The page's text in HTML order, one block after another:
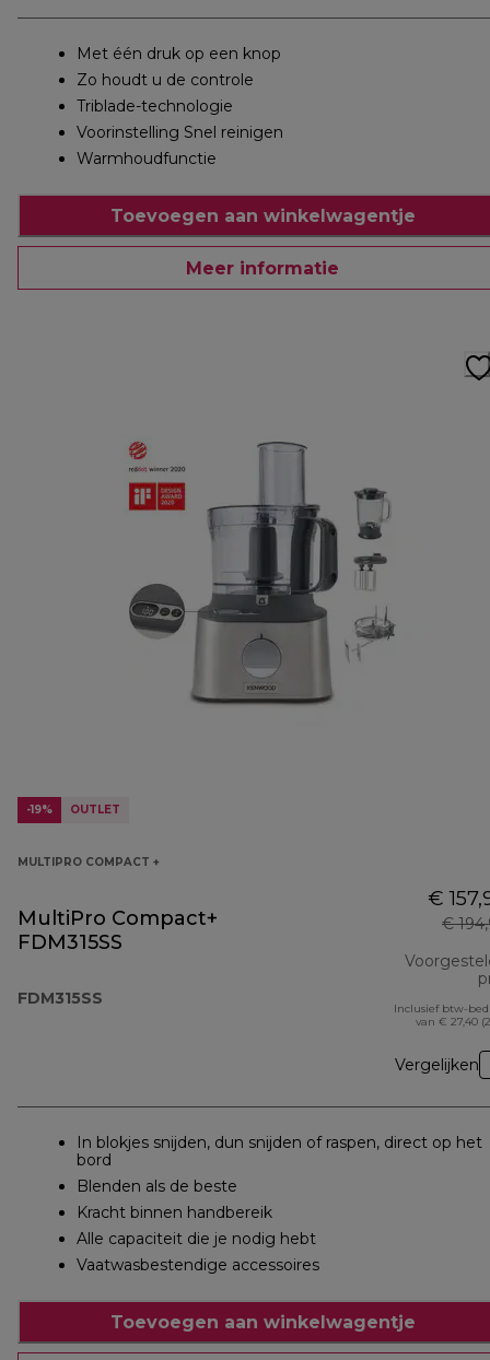
Met één druk op een knop
Zo houdt u de controle
Triblade-technologie
Voorinstelling Snel reinigen
Warmhoudfunctie
Toevoegen aan winkelwagentje
Meer informatie
-19% OUTLET
MULTIPRO COMPACT +
MultiPro Compact+
FDM315SS
FDM315SS
€
€
Inclusief btw-
van € 27,40
Vergelijken
In blokjes snijden, dun snijden of raspen, direct op het
bord
Blenden als de beste
Kracht binnen handbereik
Alle capaciteit die je nodig hebt
Vaatwasbestendige accessoires
Toevoegen aan winkelwagentje